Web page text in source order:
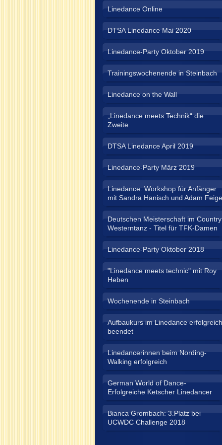
Linedance Online
DTSA Linedance Mai 2020
Linedance-Party Oktober 2019
Trainingswochenende in Steinbach
Linedance on the Wall
„Linedance meets Technik“ die
Zweite
DTSA Linedance April 2019
Linedance-Party März 2019
Linedance: Workshop für Anfänger
mit Sandra Hanisch und Adam Feige
Deutschen Meisterschaft im Country
Westerntanz - Titel für TFK-Damen
Linedance-Party Oktober 2018
"Linedance meets technic" mit Roy
Heben
Wochenende in Steinbach
Aufbaukurs im Linedance erfolgreich
beendet
Linedancerinnen beim Nording-
Walking erfolgreich
German World of Dance-
Erfolgreiche Ketscher Linedancer
Bianca Grombach: 3.Platz bei
UCWDC Challenge 2018